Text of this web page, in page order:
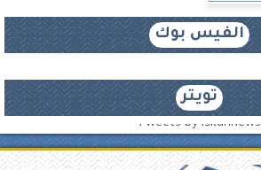
الفيس بوك
تويتر
Tweets by iskannews